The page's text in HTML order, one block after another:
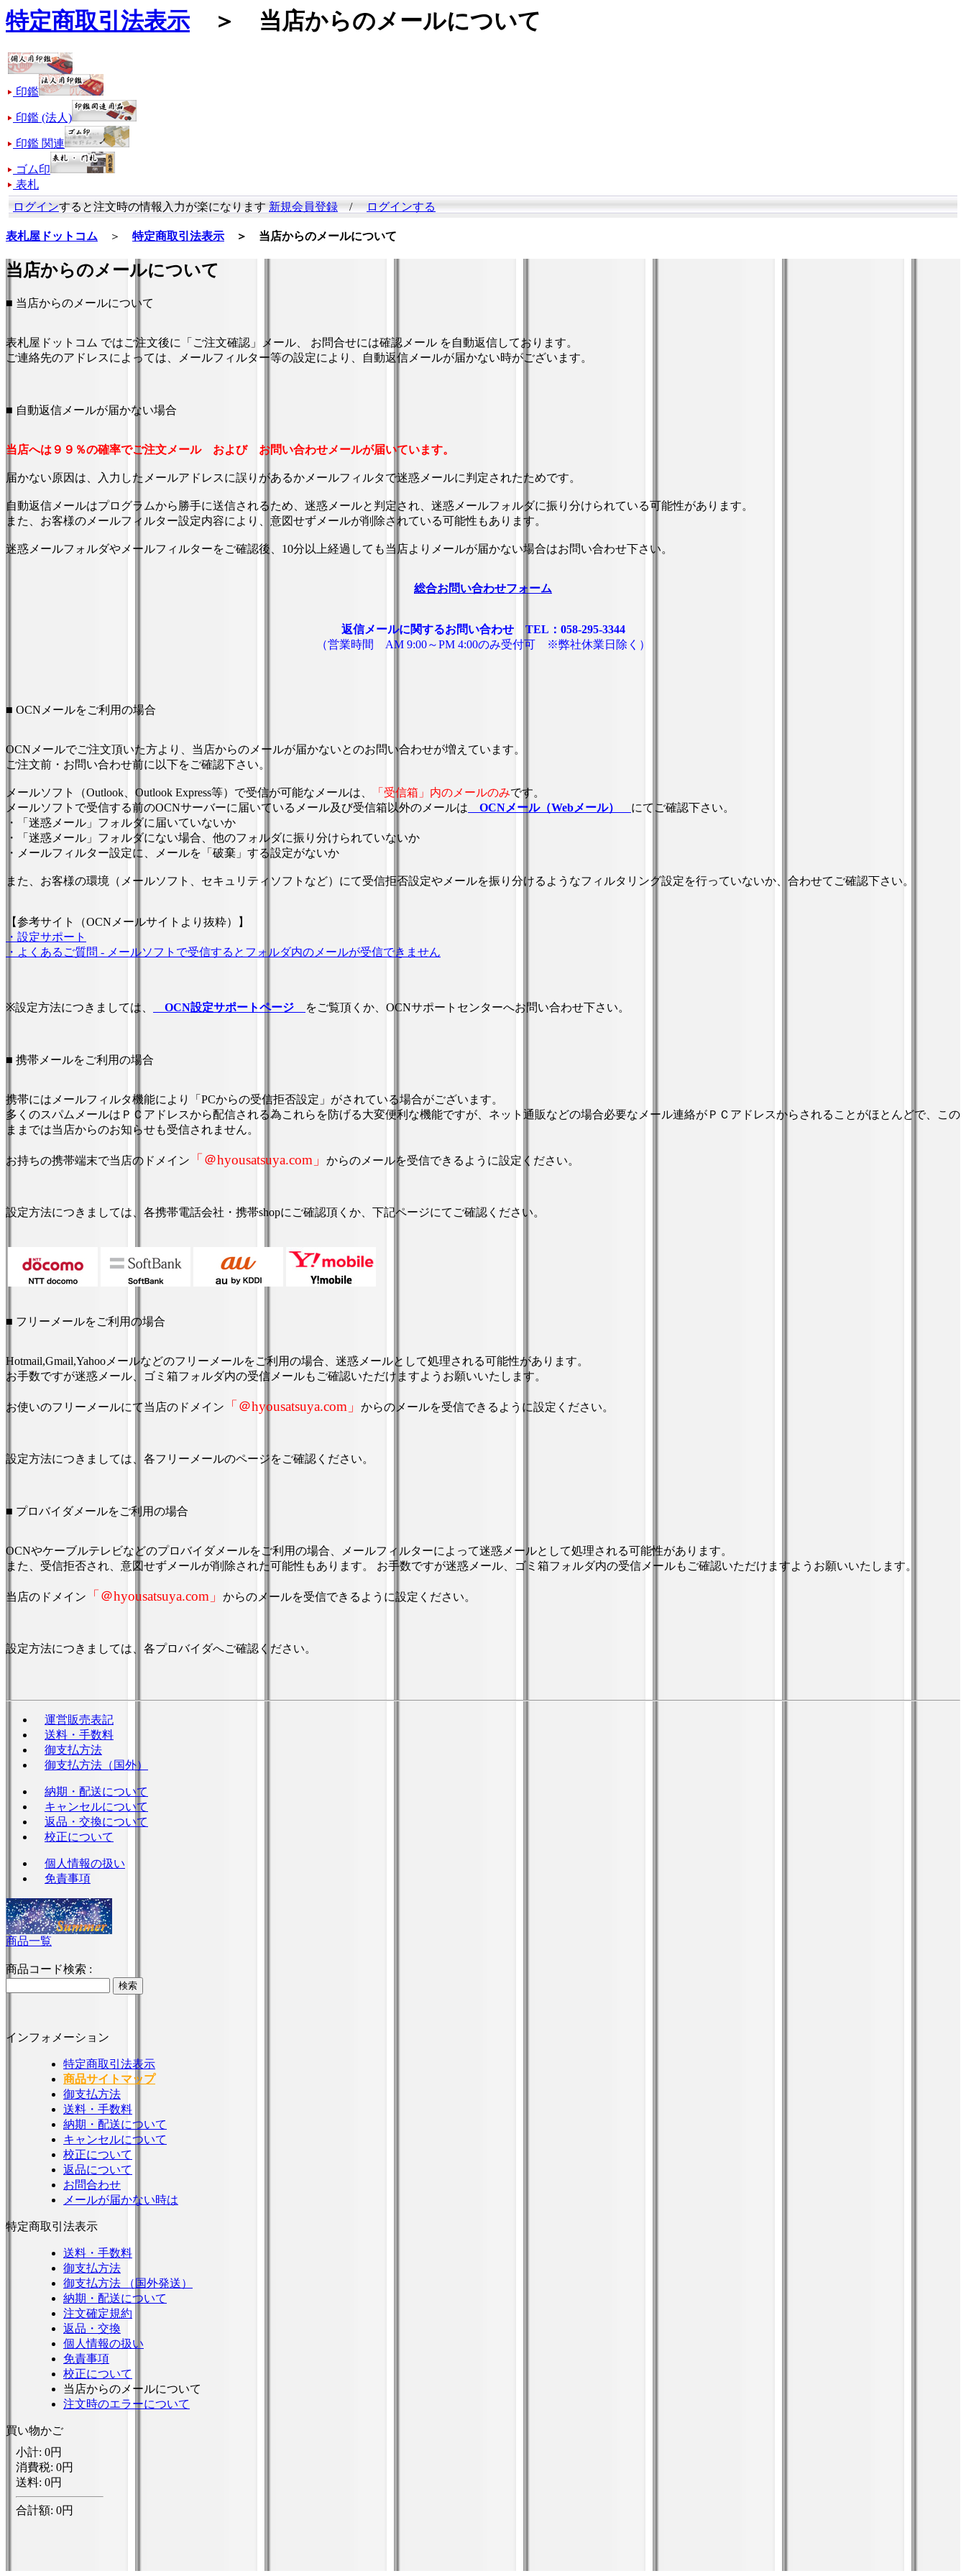
特定商取引法表示 ＞ 当店からのメールについて
印鑑
印鑑 (法人)
印鑑 関連
ゴム印
表札
ログインすると注文時の情報入力が楽になります新規会員登録/ログインする
表札屋ドットコム ＞ 特定商取引法表示 ＞ 当店からのメールについて
当店からのメールについて
■ 当店からのメールについて
表札屋ドットコム ではご注文後に「ご注文確認」メール、 お問合せには確認メール を自動返信しております。
ご連絡先のアドレスによっては、メールフィルター等の設定により、自動返信メールが届かない時がございます。
■ 自動返信メールが届かない場合
当店へは９９％の確率でご注文メール および お問い合わせメールが届いています。
届かない原因は、入力したメールアドレスに誤りがあるかメールフィルタで迷惑メールに判定されたためです。
自動返信メールはプログラムから勝手に送信されるため、迷惑メールと判定され、迷惑メールフォルダに振り分けられている可能性があります。
また、お客様のメールフィルター設定内容により、意図せずメールが削除されている可能性もあります。
迷惑メールフォルダやメールフィルターをご確認後、10分以上経過しても当店よりメールが届かない場合はお問い合わせ下さい。
総合お問い合わせフォーム
返信メールに関するお問い合わせ TEL：058-295-3344
（営業時間 AM 9:00～PM 4:00のみ受付可 ※弊社休業日除く）
■ OCNメールをご利用の場合
OCNメールでご注文頂いた方より、当店からのメールが届かないとのお問い合わせが増えています。
ご注文前・お問い合わせ前に以下をご確認下さい。
メールソフト（Outlook、Outlook Express等）で受信が可能なメールは、 「受信箱」内のメールのみです。
メールソフトで受信する前のOCNサーバーに届いているメール及び受信箱以外のメールは OCNメール（Webメール） にてご確認下さい。
・「迷惑メール」フォルダに届いていないか
・「迷惑メール」フォルダにない場合、他のフォルダに振り分けられていないか
・メールフィルター設定に、メールを「破棄」する設定がないか
また、お客様の環境（メールソフト、セキュリティソフトなど）にて受信拒否設定やメールを振り分けるようなフィルタリング設定を行っていないか、合わせてご確認下さい。
【参考サイト（OCNメールサイトより抜粋）】
・設定サポート
・よくあるご質問 - メールソフトで受信するとフォルダ内のメールが受信できません
※設定方法につきましては、 OCN設定サポートページ をご覧頂くか、OCNサポートセンターへお問い合わせ下さい。
■ 携帯メールをご利用の場合
携帯にはメールフィルタ機能により「PCからの受信拒否設定」がされている場合がございます。
多くのスパムメールはＰＣアドレスから配信される為これらを防げる大変便利な機能ですが、ネット通販などの場合必要なメール連絡がＰＣアドレスからされることがほとんどで、この
ままでは当店からのお知らせも受信されません。
お持ちの携帯端末で当店のドメイン 「＠hyousatsuya.com」 からのメールを受信できるように設定ください。
設定方法につきましては、各携帯電話会社・携帯shopにご確認頂くか、下記ページにてご確認ください。
■ フリーメールをご利用の場合
Hotmail,Gmail,Yahooメールなどのフリーメールをご利用の場合、迷惑メールとして処理される可能性があります。
お手数ですが迷惑メール、ゴミ箱フォルダ内の受信メールもご確認いただけますようお願いいたします。
お使いのフリーメールにて当店のドメイン 「＠hyousatsuya.com」 からのメールを受信できるように設定ください。
設定方法につきましては、各フリーメールのページをご確認ください。
■ プロバイダメールをご利用の場合
OCNやケーブルテレビなどのプロバイダメールをご利用の場合、メールフィルターによって迷惑メールとして処理される可能性があります。
また、受信拒否され、意図せずメールが削除された可能性もあります。 お手数ですが迷惑メール、ゴミ箱フォルダ内の受信メールもご確認いただけますようお願いいたします。
当店のドメイン 「＠hyousatsuya.com」 からのメールを受信できるように設定ください。
設定方法につきましては、各プロバイダへご確認ください。
運営販売表記
送料・手数料
御支払方法
御支払方法（国外）
納期・配送について
キャンセルについて
返品・交換について
校正について
個人情報の扱い
免責事項
商品一覧
商品コード検索 :
インフォメーション
特定商取引法表示
商品サイトマップ
御支払方法
送料・手数料
納期・配送について
キャンセルについて
校正について
返品について
お問合わせ
メールが届かない時は
特定商取引法表示
送料・手数料
御支払方法
御支払方法 （国外発送）
納期・配送について
注文確定規約
返品・交換
個人情報の扱い
免責事項
校正について
当店からのメールについて
注文時のエラーについて
買い物かご